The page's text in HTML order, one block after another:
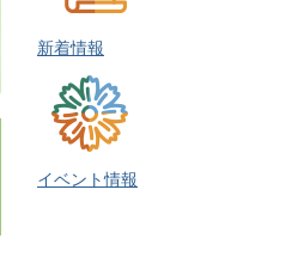
新着情報
イベント情報